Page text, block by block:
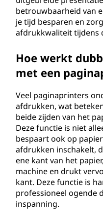
betrouwbaarheid van
je tijd besparen en
afdrukkwaliteit tijdens
Hoe werkt
met een
Veel paginaprinters
afdrukken, wat
beide zijden van het
Deze functie is niet
bespaart ook op
afdrukken inschakelt,
ene kant van het
machine en drukt
kant. Deze functie is
professioneel ogende
inspanning.